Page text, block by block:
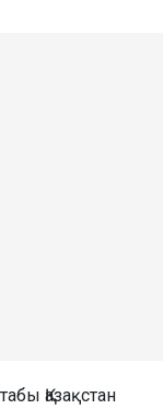
Қазақстан